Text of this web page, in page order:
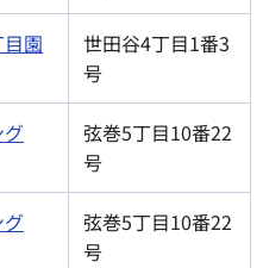
園
世田谷4丁目1番3
号
弦巻5丁目10番22
号
弦巻5丁目10番22
号